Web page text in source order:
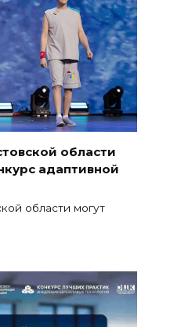
области
адаптивной
области могут